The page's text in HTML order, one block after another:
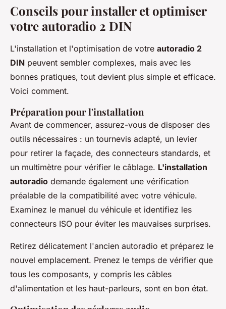
Conseils pour installer et optimiser
votre autoradio 2 DIN
L'installation et l'optimisation de votre autoradio 2
DIN peuvent sembler complexes, mais avec les
bonnes pratiques, tout devient plus simple et efficace.
Voici comment.
Préparation pour l'installation
Avant de commencer, assurez-vous de disposer des
outils nécessaires : un tournevis adapté, un levier
pour retirer la façade, des connecteurs standards, et
un multimètre pour vérifier le câblage. L'installation
autoradio demande également une vérification
préalable de la compatibilité avec votre véhicule.
Examinez le manuel du véhicule et identifiez les
connecteurs ISO pour éviter les mauvaises surprises.
Retirez délicatement l'ancien autoradio et préparez le
nouvel emplacement. Prenez le temps de vérifier que
tous les composants, y compris les câbles
d'alimentation et les haut-parleurs, sont en bon état.